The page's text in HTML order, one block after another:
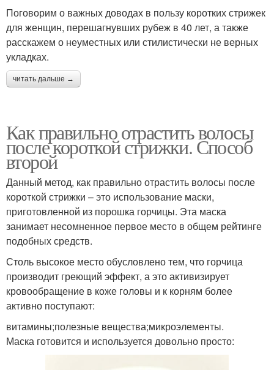
Поговорим о важных доводах в пользу коротких стрижек
для женщин, перешагнувших рубеж в 40 лет, а также
расскажем о неуместных или стилистически не верных
укладках.
читать дальше →
Как правильно отрастить волосы
после короткой стрижки. Способ
второй
Данный метод, как правильно отрастить волосы после
короткой стрижки – это использование маски,
приготовленной из порошка горчицы. Эта маска
занимает несомненное первое место в общем рейтинге
подобных средств.
Столь высокое место обусловлено тем, что горчица
производит греющий эффект, а это активизирует
кровообращение в коже головы и к корням более
активно поступают:
витамины;полезные вещества;микроэлементы.
Маска готовится и используется довольно просто: